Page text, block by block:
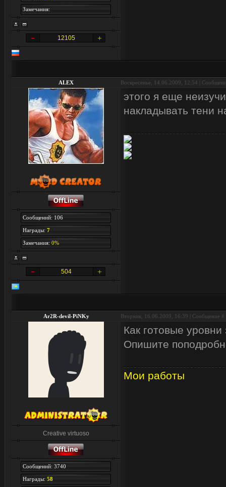
Замечания:
12105
ALEX Воскресенье, 14.06.2009, 12:54 |
Сообщений: 106
Награды: 7
Замечания: 0%
504
этого я еще
накладывать тени
Ar2R-devil-PiNKy Вторник, 16.06.2009, 16:39 | Сообщение #
Creative virtuoso
Сообщений: 3740
Награды: 58
Как готовые
Опишите
Мои работы